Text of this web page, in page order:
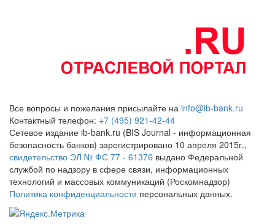
Все вопросы и пожелания присылайте на info@ib-bank.ru
Контактный телефон: +7 (495) 921-42-44
Сетевое издание ib-bank.ru (BIS Journal - информационная
безопасность банков) зарегистрировано 10 апреля 2015г.,
свидетельство ЭЛ № ФС 77 - 61376 выдано Федеральной
службой по надзору в сфере связи, информационных
технологий и массовых коммуникаций (Роскомнадзор)
Политика конфиденциальности персональных данных.